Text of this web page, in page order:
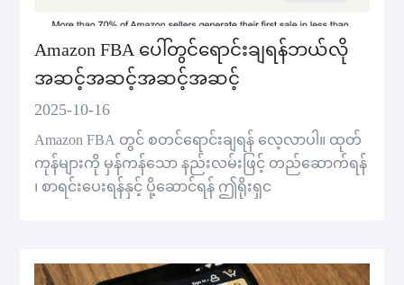
Amazon FBA ပေါ်တွင်ရောင်းချရန်ဘယ်လို
အဆင့်အဆင့်အဆင့်အဆင့်
2025-10-16
Amazon FBA တွင် စတင်ရောင်းချရန် လေ့လာပါ။ ထုတ်
ကုန်များကို မှန်ကန်သော နည်းလမ်းဖြင့် တည်ဆောက်ရန်
၊ စာရင်းပေးရန်နှင့် ပို့ဆောင်ရန် ဤရိုးရှင